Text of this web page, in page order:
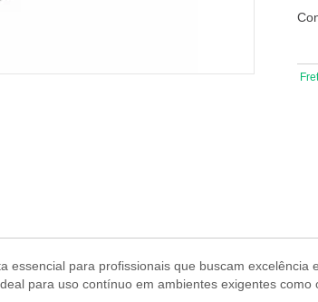
essencial para profissionais que buscam
para uso contínuo em ambientes exigentes